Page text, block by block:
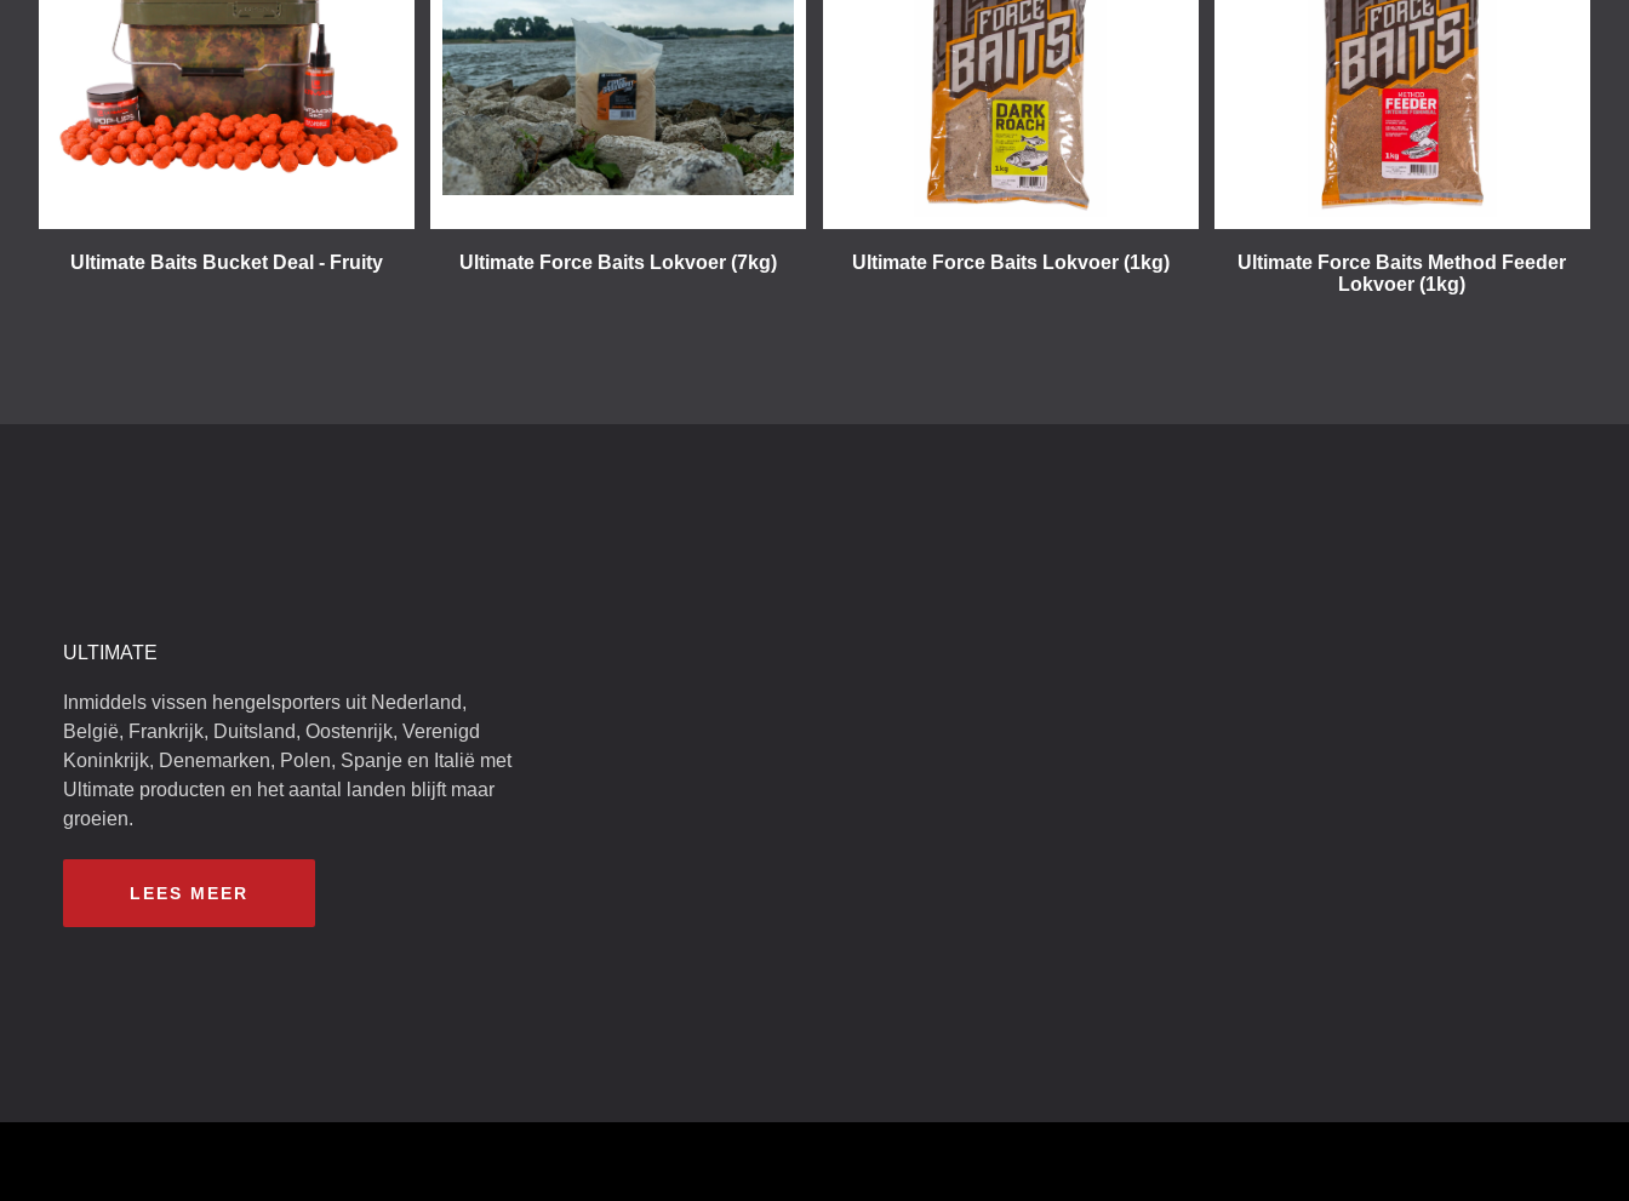
Ultimate Baits Bucket Deal - Fruity Ultimate Force Baits Lokvoer (7kg) Ultimate Force Baits Lokvoer (1kg)
Ultimate Force Baits Method Feeder
Lokvoer (1kg)
ULTIMATE
Inmiddels vissen hengelsporters uit Nederland,
België, Frankrijk, Duitsland, Oostenrijk, Verenigd
Koninkrijk, Denemarken, Polen, Spanje en Italië met
Ultimate producten en het aantal landen blijft maar
groeien.
LEES MEER